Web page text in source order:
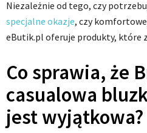
Niezależnie od tego, czy
specjalne okazje, czy
eButik.pl oferuje produkty, które
Co sprawia, że
casualowa
jest wyjątkowa?